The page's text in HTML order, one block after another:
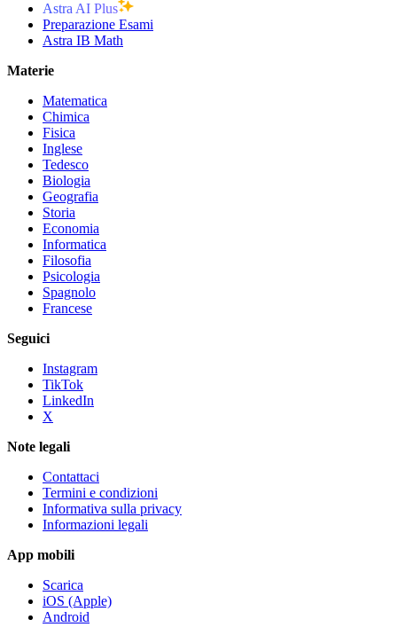
Astra AI Plus
Preparazione Esami
Astra IB Math
Materie
Matematica
Chimica
Fisica
Inglese
Tedesco
Biologia
Geografia
Storia
Economia
Informatica
Filosofia
Psicologia
Spagnolo
Francese
Seguici
Instagram
TikTok
LinkedIn
X
Note legali
Contattaci
Termini e condizioni
Informativa sulla privacy
Informazioni legali
App mobili
Scarica
iOS (Apple)
Android